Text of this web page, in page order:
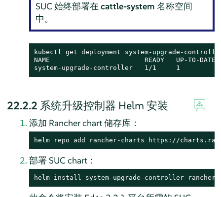
SUC 始终部署在cattle-system 名称空间
中。
kubectl get deployment system-upgrade-
NAME                        READY   UP-TO-DATE
system-upgrade-controller   1/1     1
22.2.2 系统升级控制器 Helm 安装
添加 Rancher chart 储存库：
helm repo add rancher-charts https://
部署 SUC chart：
helm install system-upgrade-controller